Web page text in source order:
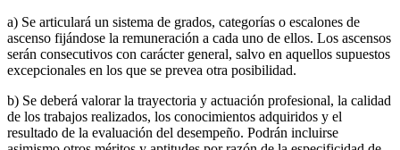
a) Se articulará un sistema de grados, categorías o escalones de
ascenso fijándose la remuneración a cada uno de ellos. Los ascensos
serán consecutivos con carácter general, salvo en aquellos supuestos
excepcionales en los que se prevea otra posibilidad.
b) Se deberá valorar la trayectoria y actuación profesional, la calidad
de los trabajos realizados, los conocimientos adquiridos y el
resultado de la evaluación del desempeño. Podrán incluirse